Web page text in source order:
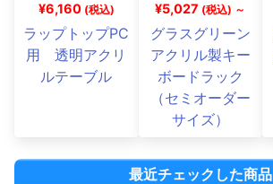
¥6,160 (税込)
ラップトップPC
用 透明アクリ
ルテーブル
¥5,027 (税込) ～
グラスグリーン
アクリル製キー
ボードラック
（セミオーダー
サイズ）
最近チェックした商品